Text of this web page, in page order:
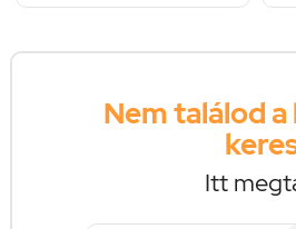
Nem találod
Itt